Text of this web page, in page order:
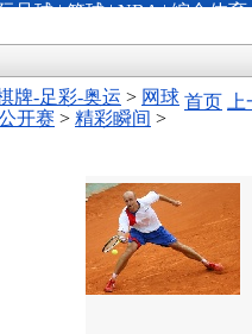
足球|篮球|NBA|综合体育
牌-足彩-奥运 > 网球
开赛 > 精彩瞬间 >
首页